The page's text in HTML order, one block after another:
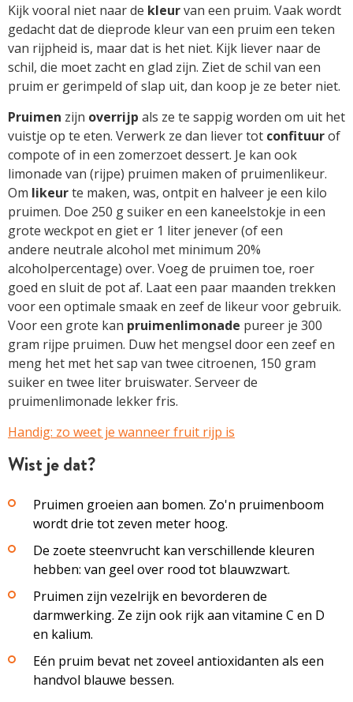
Kijk vooral niet naar de kleurvan een pruim. Vaak wordt
gedacht dat de dieprode kleur van een pruim een teken
van rijpheid is, maar dat is het niet. Kijk liever naar de
schil, die moet zacht en glad zijn. Ziet de schil van een
pruim er gerimpeld of slap uit, dan koop je ze beter niet.
Pruimen zijn overrijp als ze te sappig worden om uit het
vuistje op te eten. Verwerk ze dan liever tot confituurof
compote of in een zomerzoet dessert. Je kan ook
limonade van (rijpe) pruimen maken of pruimenlikeur.
Om likeurte maken, was, ontpit en halveer je een kilo
pruimen. Doe 250 g suiker en een kaneelstokje in een
grote weckpot en giet er 1 liter jenever (of een
andere neutrale alcohol met minimum 20%
alcoholpercentage) over. Voeg de pruimen toe, roer
goed en sluit de pot af. Laat een paar maanden trekken
voor een optimale smaak en zeef de likeur voor gebruik.
Voor een grote kan pruimenlimonade pureer je 300
gram rijpe pruimen. Duw het mengsel door een zeef en
meng het met het sap van twee citroenen, 150 gram
suiker en twee liter bruiswater. Serveer de
pruimenlimonade lekker fris.
Handig: zo weet je wanneer fruit rijp is
Wist je dat?
Pruimen groeien aan bomen. Zo'n pruimenboom
wordt drie tot zeven meter hoog.
De zoete steenvrucht kan verschillende kleuren
hebben: van geel over rood tot blauwzwart.
Pruimen zijn vezelrijk en bevorderen de
darmwerking. Ze zijn ook rijk aan vitamine C en D
en kalium.
Eén pruim bevat net zoveel antioxidanten als een
handvol blauwe bessen.